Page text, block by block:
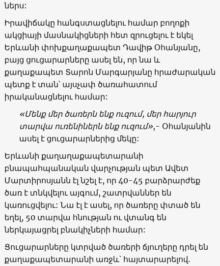
ներս:
Իրավիճակը հանգստացնելու համար բողոքի
ակցիայի մասնակիցների հետ զրուցելու է եկել
Երևանի փոխքաղաքապետ Դավիթ Օհանյանը,
բայց ցուցարարները ասել են, որ նա և
քաղաքապետ Տարոն Մարգարյանը հրաժարական
պետք է տան՝ այսչափ ծառահատում
իրականացնելու համար:
«Մենք մեր ծառերն ենք ուզում, մեր հարյուր
տարվա ուռենիներն ենք ուզում»,- Օհանյանին
ասել է ցուցարարներից մեկը:
Երևանի քաղաղաքապետարանի
բնապահպանական վարչության պետ Ավետ
Մարտիրոսյանն էլ նշել է, որ 40-45 բարձրարժեք
ծառ է տնկվելու այգում, շատրվաններ են
կառուցվելու: Նա էլ է ասել, որ ծառերը փտած են
եղել, 50 տարվա հնության ու վտանգ են
ներկայացրել բնակիչների համար:
Ցուցարարները կտրված ծառերի ճյուղերը դրել են
քաղաքապետարանի առջև՝ հայտարարելով.